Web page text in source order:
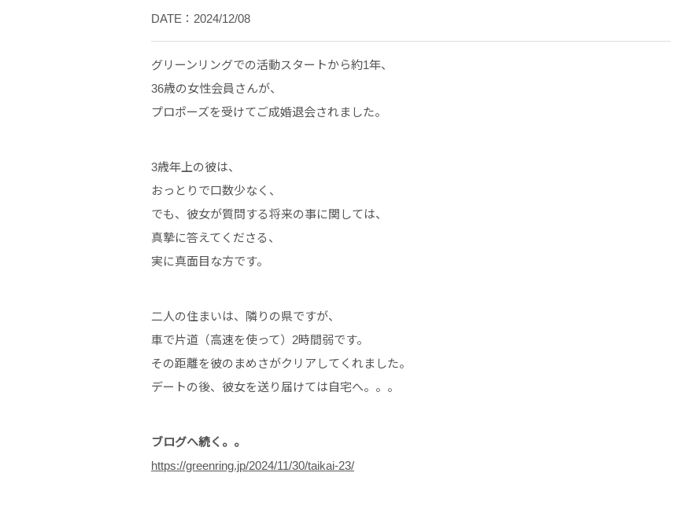
DATE：2024/12/08
グリーンリングでの活動スタートから約1年、
36歳の女性会員さんが、
プロポーズを受けてご成婚退会されました。
3歳年上の彼は、
おっとりで口数少なく、
でも、彼女が質問する将来の事に関しては、
真摯に答えてくださる、
実に真面目な方です。
二人の住まいは、隣りの県ですが、
車で片道（高速を使って）2時間弱です。
その距離を彼のまめさがクリアしてくれました。
デートの後、彼女を送り届けては自宅へ。。。
ブログへ続く。。
https://greenring.jp/2024/11/30/taikai-23/